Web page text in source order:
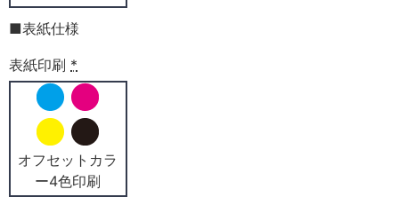
■表紙仕様
表紙印刷 *
オフセットカラ
ー4色印刷